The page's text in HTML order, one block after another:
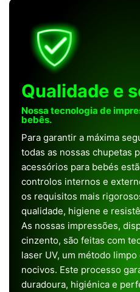
Qualidade e
Nossa tecnologia de
bebês.
Para garantir a máxima
todas as nossas chupetas
acessórios para bebés
controlos internos e
os requisitos mais
qualidade, higiene e
As nossas impressões,
cinzento, são feitas com
laser UV, um método
nocivos. Este processo
duradoura, higiénica e